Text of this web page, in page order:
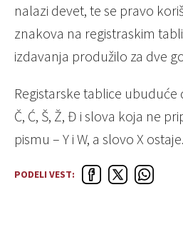
nalazi devet, te se pravo
znakova na registraskim
izdavanja produžilo za dve
Registarske tablice ubuduće
Č, Ć, Š, Ž, Đ i slova koja ne
pismu – Y i W, a slovo X ostaje.
PODELI VEST: